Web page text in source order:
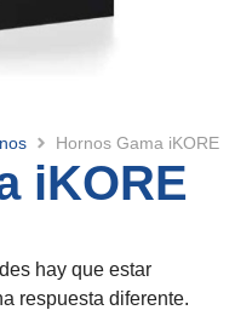
Hornos Gama iKORE
iKORE
hay que estar
respuesta diferente.